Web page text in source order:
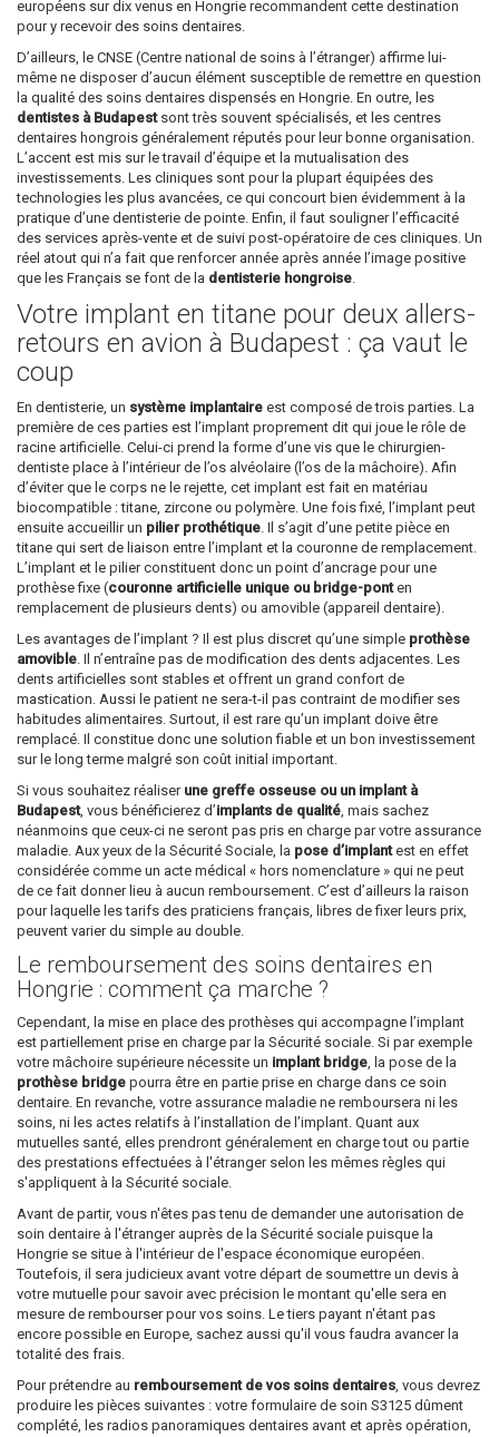
européens sur dix venus en Hongrie recommandent cette destination
pour y recevoir des soins dentaires.
D’ailleurs, le CNSE (Centre national de soins à l’étranger) affirme lui-
même ne disposer d’aucun élément susceptible de remettre en question
la qualité des soins dentaires dispensés en Hongrie. En outre, les
dentistes à Budapestsont très souvent spécialisés, et les centres
dentaires hongrois généralement réputés pour leur bonne organisation.
L’accent est mis sur le travail d’équipe et la mutualisation des
investissements. Les cliniques sont pour la plupart équipées des
technologies les plus avancées, ce qui concourt bien évidemment à la
pratique d’une dentisterie de pointe. Enfin, il faut souligner l’efficacité
des services après-vente et de suivi post-opératoire de ces cliniques. Un
réel atout qui n’a fait que renforcer année après année l’image positive
que les Français se font de la dentisterie hongroise.
Votre implant en titane pour deux allers-
retours en avion à Budapest : ça vaut le
coup
En dentisterie, un système implantaire est composé de trois parties. La
première de ces parties est l’implant proprement dit qui joue le rôle de
racine artificielle. Celui-ci prend la forme d’une vis que le chirurgien-
dentiste place à l’intérieur de l’os alvéolaire (l’os de la mâchoire). Afin
d’éviter que le corps ne le rejette, cet implant est fait en matériau
biocompatible : titane, zircone ou polymère. Une fois fixé, l’implant peut
ensuite accueillir un pilier prothétique. Il s’agit d’une petite pièce en
titane qui sert de liaison entre l’implant et la couronne de remplacement.
L’implant et le pilier constituent donc un point d’ancrage pour une
prothèse fixe (couronne artificielle unique ou bridge-ponten
remplacement de plusieurs dents) ou amovible (appareil dentaire).
Les avantages de l’implant ? Il est plus discret qu’une simple prothèse
amovible. Il n’entraîne pas de modification des dents adjacentes. Les
dents artificielles sont stables et offrent un grand confort de
mastication. Aussi le patient ne sera-t-il pas contraint de modifier ses
habitudes alimentaires. Surtout, il est rare qu’un implant doive être
remplacé. Il constitue donc une solution fiable et un bon investissement
sur le long terme malgré son coût initial important.
Si vous souhaitez réaliser une greffe osseuse ou un implant à
Budapest, vous bénéficierez d’implants de qualité, mais sachez
néanmoins que ceux-ci ne seront pas pris en charge par votre assurance
maladie. Aux yeux de la Sécurité Sociale, la pose d’implantest en effet
considérée comme un acte médical « hors nomenclature » qui ne peut
de ce fait donner lieu à aucun remboursement. C’est d’ailleurs la raison
pour laquelle les tarifs des praticiens français, libres de fixer leurs prix,
peuvent varier du simple au double.
Le remboursement des soins dentaires en
Hongrie : comment ça marche ?
Cependant, la mise en place des prothèses qui accompagne l’implant
est partiellement prise en charge par la Sécurité sociale. Si par exemple
votre mâchoire supérieure nécessite un implant bridge, la pose de la
prothèse bridge pourra être en partie prise en charge dans ce soin
dentaire. En revanche, votre assurance maladie ne remboursera ni les
soins, ni les actes relatifs à l’installation de l’implant. Quant aux
mutuelles santé, elles prendront généralement en charge tout ou partie
des prestations effectuées à l'étranger selon les mêmes règles qui
s'appliquent à la Sécurité sociale.
Avant de partir, vous n'êtes pas tenu de demander une autorisation de
soin dentaire à l'étranger auprès de la Sécurité sociale puisque la
Hongrie se situe à l'intérieur de l'espace économique européen.
Toutefois, il sera judicieux avant votre départ de soumettre un devis à
votre mutuelle pour savoir avec précision le montant qu'elle sera en
mesure de rembourser pour vos soins. Le tiers payant n'étant pas
encore possible en Europe, sachez aussi qu'il vous faudra avancer la
totalité des frais.
Pour prétendre au remboursement de vos soins dentaires, vous devrez
produire les pièces suivantes : votre formulaire de soin S3125 dûment
complété, les radios panoramiques dentaires avant et après opération,